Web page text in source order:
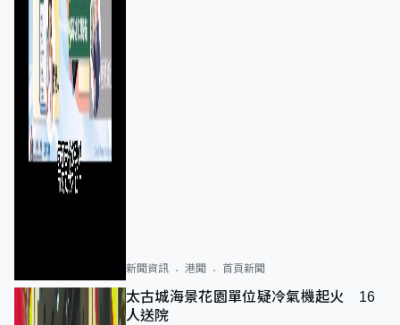
新聞資訊 港聞 首頁新聞
太古城海景花園單位疑冷氣機起火 16
人送院